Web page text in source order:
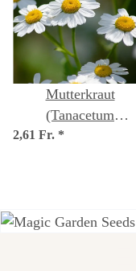
Mutterkraut
(Tanacetum
panthenium) Samen
2,61 Fr. *